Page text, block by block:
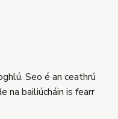
Seo é an ceathrú
na bailiúcháin is fearr